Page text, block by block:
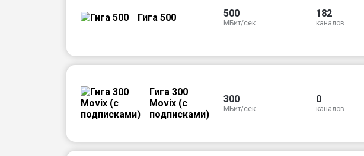
Гига 500 500
МБит/сек
182
каналов
Гига 300
Movix (с
подписками)
300
МБит/сек
0
каналов